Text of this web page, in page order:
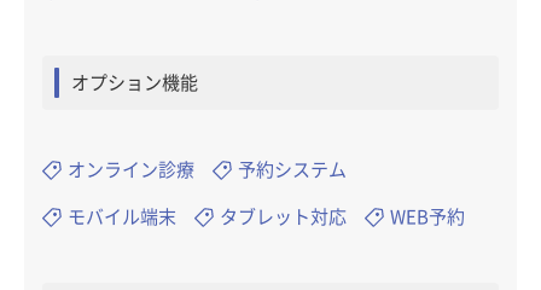
オプション機能
オンライン診療 予約システム
モバイル端末 タブレット対応 WEB予約